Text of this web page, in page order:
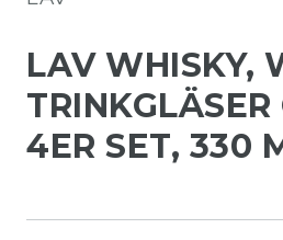
LAV WHISKY,
TRINKGLÄSER
4ER SET, 330